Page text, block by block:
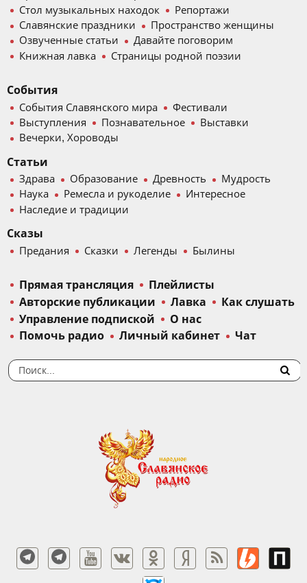
Стол музыкальных находок
Репортажи
Славянские праздники
Пространство женщины
Озвученные статьи
Давайте поговорим
Книжная лавка
Страницы родной поэзии
События
События Славянского мира
Фестивали
Выступления
Познавательное
Выставки
Вечерки, Хороводы
Статьи
Здрава Образование Древность
Мудрость
Наука
Ремесла и рукоделие
Интересное
Наследие и традиции
Сказы
Предания Сказки Легенды Былины
Прямая трансляция
Плейлисты
Авторские публикации
Лавка
Как слушать
Управление подпиской
О нас
Помочь радио
Личный кабинет Чат